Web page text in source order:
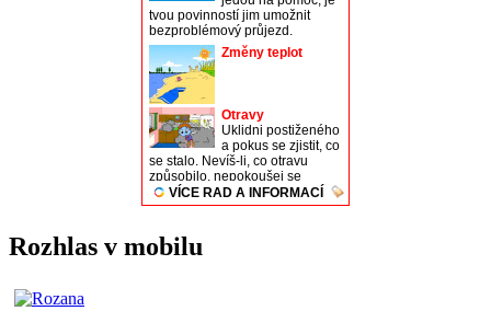
Rozhlas v mobilu